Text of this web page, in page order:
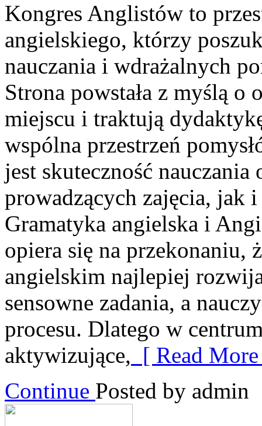
Kongres Anglistów to
angielskiego, którzy
nauczania i wdrażalnych
Strona powstała z myślą o
miejscu i traktują
wspólna przestrzeń
jest skuteczność
prowadzących zajęcia, jak
Gramatyka angielska i
opiera się na przekonaniu,
angielskim najlepiej
sensowne zadania, a
procesu. Dlatego w
aktywizujące, [ Read
Continue Posted by admin